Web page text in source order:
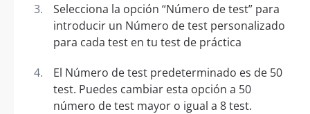
Selecciona la opción “Número de test” para
introducir un Número de test personalizado
para cada test en tu test de práctica
El Número de test predeterminado es de 50
test. Puedes cambiar esta opción a 50
número de test mayor o igual a 8 test.